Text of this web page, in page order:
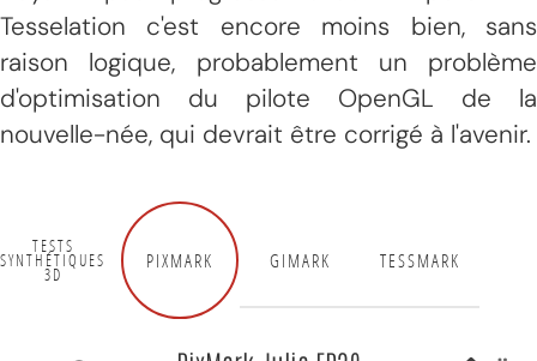
Tesselation c'est encore moins bien, sans
raison logique, probablement un problème
d'optimisation du pilote OpenGL de la
nouvelle-née, qui devrait être corrigé à l'avenir.